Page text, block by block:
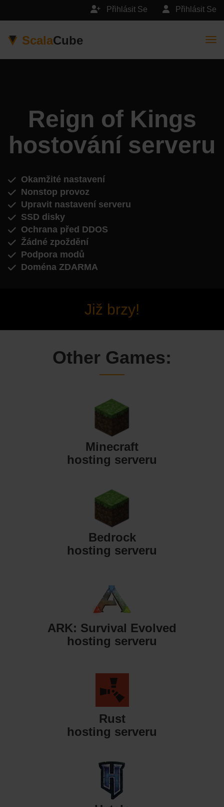
Přihlásit Se
Přihlásit Se
ScalaCube
Reign of Kings
hostování serveru
Okamžité nastavení
Nonstop provoz
Upravit nastavení serveru
SSD disky
Ochrana před DDOS
Žádné zpoždění
Podpora modů
Doména ZDARMA
Již brzy!
Other Games:
Minecraft
hosting serveru
Bedrock
hosting serveru
ARK: Survival Evolved
hosting serveru
Rust
hosting serveru